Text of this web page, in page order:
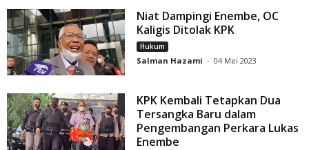
Niat Dampingi Enembe, OC
Kaligis Ditolak KPK
Hukum
Salman Hazami - 04 Mei 2023
KPK Kembali Tetapkan Dua
Tersangka Baru dalam
Pengembangan Perkara Lukas
Enembe